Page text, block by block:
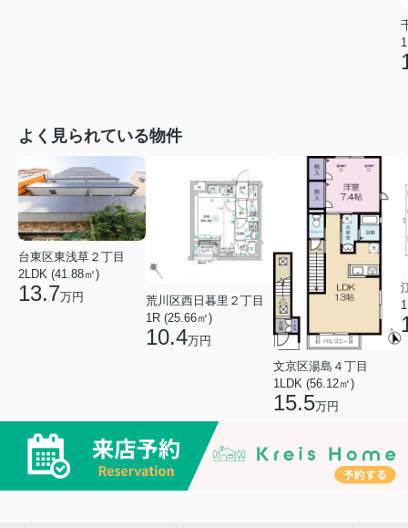
よく見られている物件
台東区東浅草２丁目
2LDK (41.88㎡)
13.7万円
荒川区西日暮里２丁目
1R (25.66㎡)
10.4万円
文京区湯島４丁目
1LDK (56.12㎡)
15.5万円